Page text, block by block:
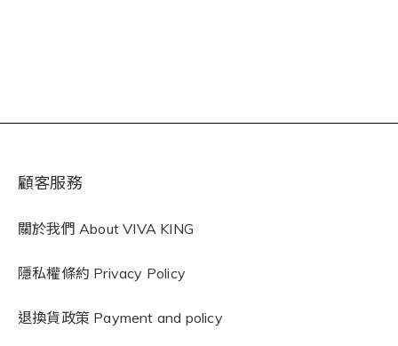
顧客服務
關於我們 About VIVA KING
隱私權條約 Privacy Policy
退換貨政策 Payment and policy